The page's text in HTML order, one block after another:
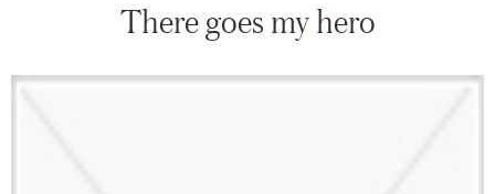
There goes my hero